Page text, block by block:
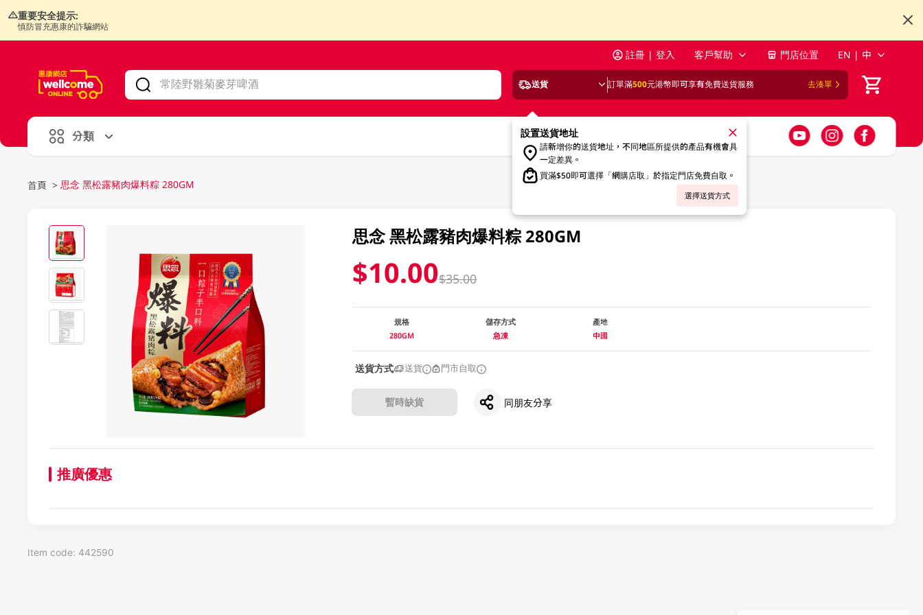
重要安全提示:
慎防冒充惠康的詐騙網站
註冊 | 登入 客戶幫助 門店位置 EN | 中
送貨 訂單滿500元港幣即可享有免費送貨服務 去湊單
設置送貨地址
請新增你的送貨地址，不同地區所提供的產品有機會具
一定差異。
買滿$50即可選擇「網購店取」於指定門店免費自取。
選擇送貨方式
分類
首頁 > 思念 黑松露豬肉爆料粽 280GM
思念 黑松露豬肉爆料粽 280GM
$10.00$35.00
規格
280GM
儲存方式
急凍
產地
中國
送貨方式 送貨 門市自取
暫時缺貨 同朋友分享
推廣優惠
Item code: 442590